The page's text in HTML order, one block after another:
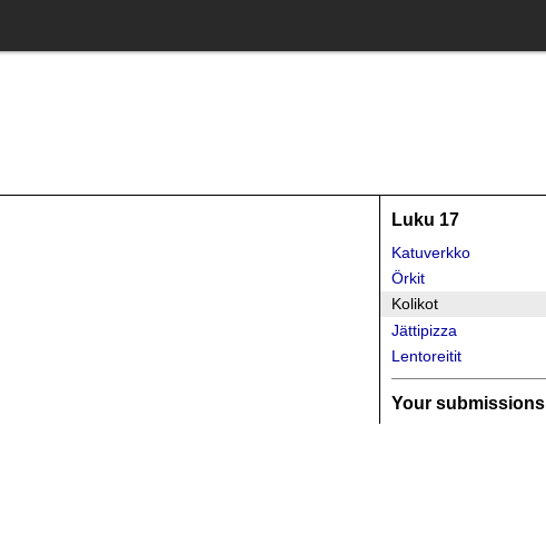
Luku 17
Katuverkko
Örkit
Kolikot
Jättipizza
Lentoreitit
Your submissions